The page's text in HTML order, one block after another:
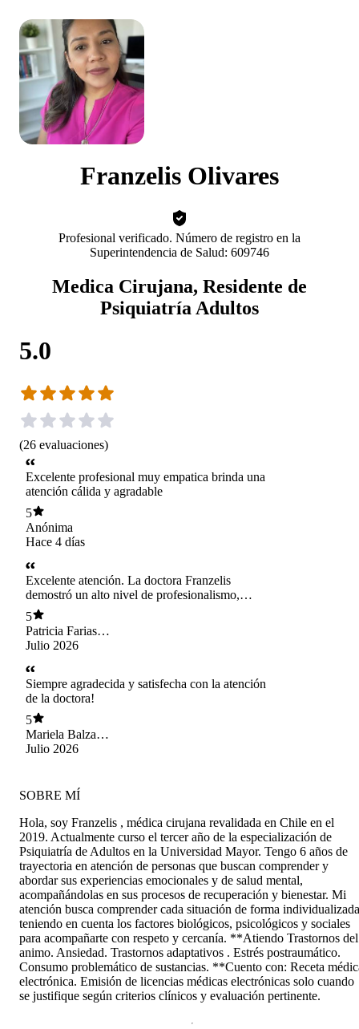
Franzelis Olivares
Profesional verificado. Número de registro en la
Superintendencia de Salud: 609746
Medica Cirujana, Residente de
Psiquiatría Adultos
5.0
(26 evaluaciones)
Excelente profesional muy empatica brinda una
atención cálida y agradable
5
Anónima
Hace 4 días
Excelente atención. La doctora Franzelis
demostró un alto nivel de profesionalismo,
amabilidad y compromiso. Me entregó
información clara, resolvió todas mis dudas y
brindó una atención respetuosa y de calidad.
Estoy muy agradecida por su dedicación.
5
Patricia Farias
Hidalgo
Julio 2026
Siempre agradecida y satisfecha con la atención
de la doctora!
5
Mariela Balza
Castro
Julio 2026
SOBRE MÍ
Hola, soy Franzelis , médica cirujana revalidada en Chile en el
2019. Actualmente curso el tercer año de la especialización de
Psiquiatría de Adultos en la Universidad Mayor. Tengo 6 años de
trayectoria en atención de personas que buscan comprender y
abordar sus experiencias emocionales y de salud mental,
acompañándolas en sus procesos de recuperación y bienestar. Mi
atención busca comprender cada situación de forma
teniendo en cuenta los factores biológicos, psicológicos y sociales
para acompañarte con respeto y cercanía. **Atiendo Trastornos del
animo. Ansiedad. Trastornos adaptativos . Estrés postraumático.
Consumo problemático de sustancias. **Cuento con: Receta
electrónica. Emisión de licencias médicas electrónicas solo cuando
se justifique según criterios clínicos y evaluación pertinente.